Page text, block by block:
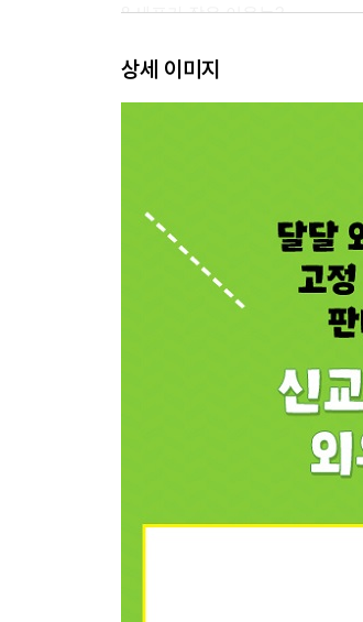
8 세포가 작은 이유는?
-신비한 세포의 구조
11 뿌리의 물이 어떻게 나무 위
12 미토콘드리아는 무슨 일을 하
13 우리 몸이 줄어들어도 괜찮을
14 세포들도 서로 연락을 주고받
-세포들끼리 신호를 보낸다고?
15 왜 어항의 거피들이 점점 죽을
16 혼자서 새끼를 낳는 가재가 있
17 수컷 물고기가 암컷으로 성전
-공부에 도움 되는 물고기 기르기
5장 생물의 다양성과 진화
상세 이미지